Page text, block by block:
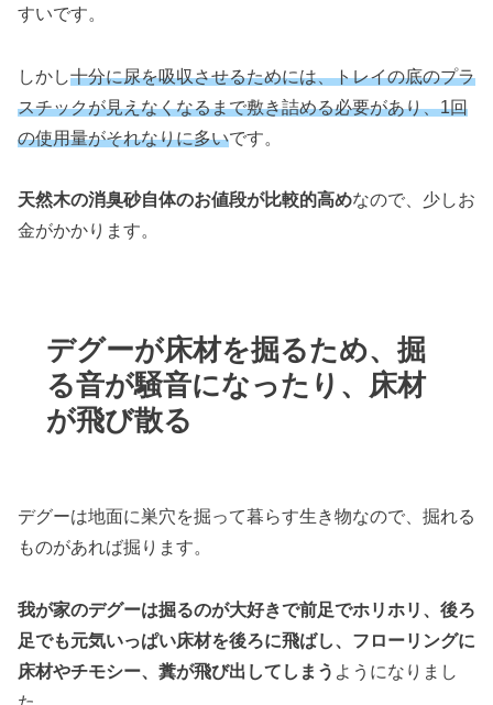
すいです。
しかし十分に尿を吸収させるためには、トレイの底のプラ
スチックが見えなくなるまで敷き詰める必要があり、1回
の使用量がそれなりに多いです。
天然木の消臭砂自体のお値段が比較的高めなので、少しお
金がかかります。
デグーが床材を掘るため、掘
る音が騒音になったり、床材
が飛び散る
デグーは地面に巣穴を掘って暮らす生き物なので、掘れる
ものがあれば掘ります。
我が家のデグーは掘るのが大好きで前足でホリホリ、後ろ
足でも元気いっぱい床材を後ろに飛ばし、フローリングに
床材やチモシー、糞が飛び出してしまう ようになりまし